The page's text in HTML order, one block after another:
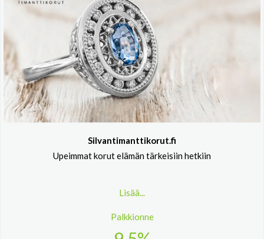
Silvantimanttikorut.fi
Upeimmat korut elämän tärkeisiin hetkiin
Lisää...
Palkkionne